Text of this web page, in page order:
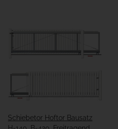
Schiebetor Hoftor Bausatz